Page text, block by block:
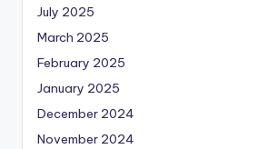
July 2025
March 2025
February 2025
January 2025
December 2024
November 2024